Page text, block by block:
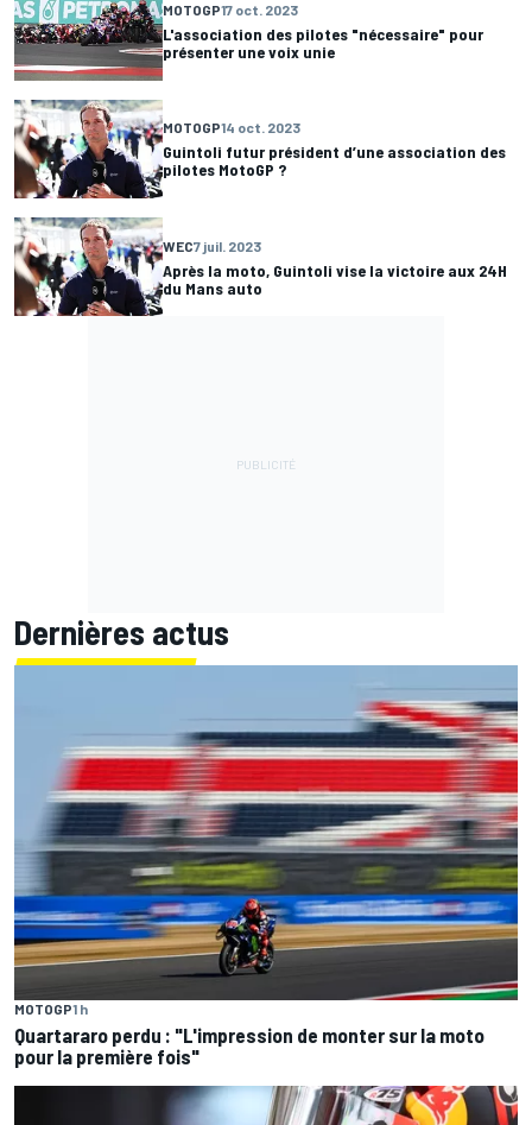
MOTOGP17 oct. 2023
L'association des pilotes "nécessaire" pour
présenter une voix unie
MOTOGP14 oct. 2023
Guintoli futur président d’une association des
pilotes MotoGP ?
WEC7 juil. 2023
Après la moto, Guintoli vise la victoire aux 24H
du Mans auto
Dernières actus
MOTOGP1 h
Quartararo perdu : "L'impression de monter sur la moto
pour la première fois"